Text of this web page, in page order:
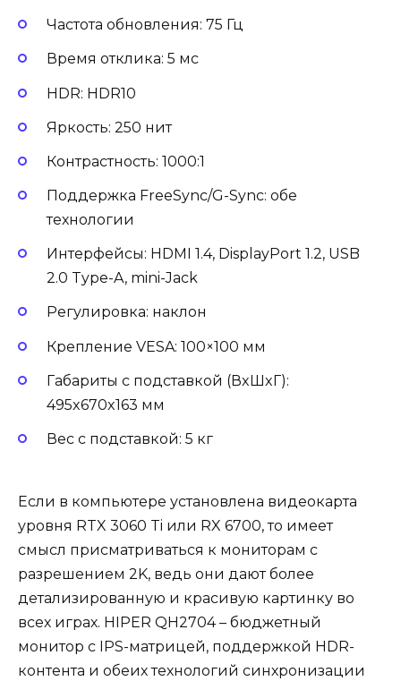
Частота обновления: 75 Гц
Время отклика: 5 мс
HDR: HDR10
Яркость: 250 нит
Контрастность: 1000:1
Поддержка FreeSync/G-Sync: обе
технологии
Интерфейсы: HDMI 1.4, DisplayPort 1.2, USB
2.0 Type-A, mini-Jack
Регулировка: наклон
Крепление VESA: 100×100 мм
Габариты с подставкой (ВxШxГ):
495x670x163 мм
Вес с подставкой: 5 кг
Если в компьютере установлена видеокарта
уровня RTX 3060 Ti или RX 6700, то имеет
смысл присматриваться к мониторам с
разрешением 2K, ведь они дают более
детализированную и красивую картинку во
всех играх. HIPER QH2704 – бюджетный
монитор с IPS-матрицей, поддержкой HDR-
контента и обеих технологий синхронизации